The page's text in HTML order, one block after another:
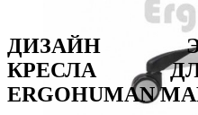
ДИЗАЙН
КРЕСЛА
ERGOHUMAN